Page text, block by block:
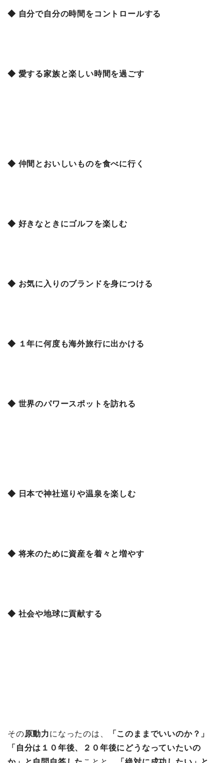
◆ 自分で自分の時間をコントロールする
◆ 愛する家族と楽しい時間を過ごす
◆ 仲間とおいしいものを食べに行く
◆ 好きなときにゴルフを楽しむ
◆ お気に入りのブランドを身につける
◆ １年に何度も海外旅行に出かける
◆ 世界のパワースポットを訪れる
◆ 日本で神社巡りや温泉を楽しむ
◆ 将来のために資産を着々と増やす
◆ 社会や地球に貢献する
その原動力になったのは、
「このままでいいのか？」
「自分は１０年後、２０年後にどうなっていたいの